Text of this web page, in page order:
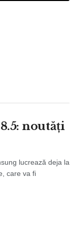
noutăți
lucrează deja la
care va fi